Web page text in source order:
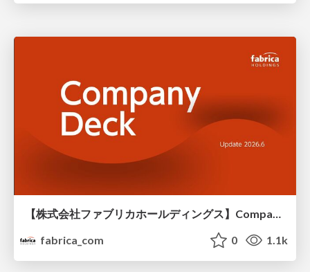
【株式会社ファブリカホールディングス】Company deck
fabrica_com
0 1.1k